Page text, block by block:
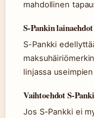
mahdollinen
S-Pankin lainaehdot
S-Pankki
linjassa
Vaihtoehdot S-
Jos S-Pankki ei